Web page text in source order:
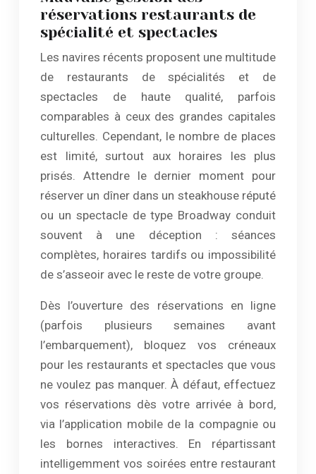
réservations restaurants de
spécialité et spectacles
Les navires récents proposent une multitude
de restaurants de spécialités et de
spectacles de haute qualité, parfois
comparables à ceux des grandes capitales
culturelles. Cependant, le nombre de places
est limité, surtout aux horaires les plus
prisés. Attendre le dernier moment pour
réserver un dîner dans un steakhouse réputé
ou un spectacle de type Broadway conduit
souvent à une déception : séances
complètes, horaires tardifs ou impossibilité
de s’asseoir avec le reste de votre groupe.
Dès l’ouverture des réservations en ligne
(parfois plusieurs semaines avant
l’embarquement), bloquez vos créneaux
pour les restaurants et spectacles que vous
ne voulez pas manquer. À défaut, effectuez
vos réservations dès votre arrivée à bord,
via l’application mobile de la compagnie ou
les bornes interactives. En répartissant
intelligemment vos soirées entre restaurant